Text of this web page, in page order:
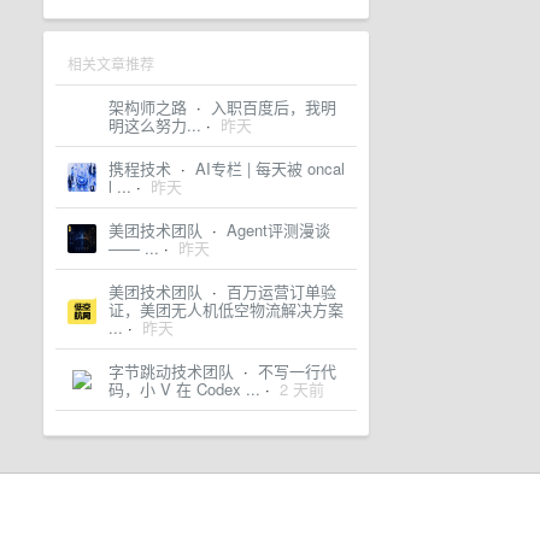
相关文章推荐
架构师之路 · 入职百度后，我明
明这么努力... · 昨天
携程技术 · AI专栏 | 每天被 oncal
l ... · 昨天
美团技术团队 · Agent评测漫谈
—— ... · 昨天
美团技术团队 · 百万运营订单验
证，美团无人机低空物流解决方案
... · 昨天
字节跳动技术团队 · 不写一行代
码，小 V 在 Codex ... · 2 天前